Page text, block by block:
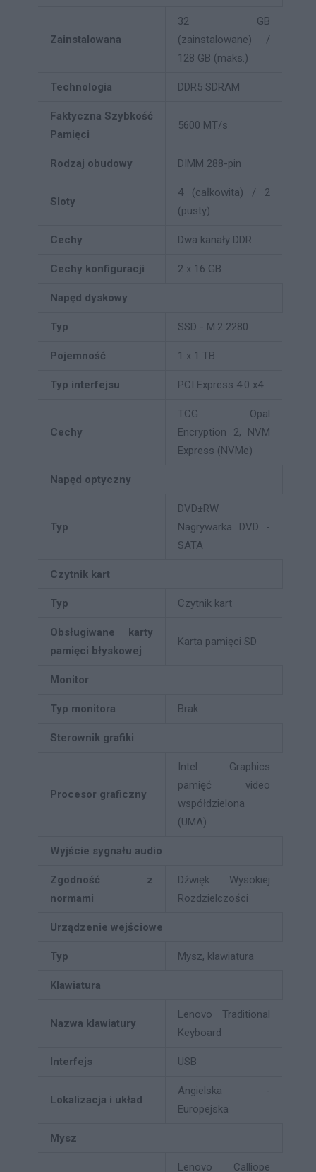
Zainstalowana
32 GB
(zainstalowane) /
128 GB (maks.)
Technologia DDR5 SDRAM
Faktyczna Szybkość
Pamięci
5600 MT/s
Rodzaj obudowy DIMM 288-pin
Sloty
4 (całkowita) / 2
(pusty)
Cechy Dwa kanały DDR
Cechy konfiguracji 2 x 16 GB
Napęd dyskowy
Typ SSD - M.2 2280
Pojemność 1 x 1 TB
Typ interfejsu PCI Express 4.0 x4
Cechy
TCG Opal
Encryption 2, NVM
Express (NVMe)
Napęd optyczny
Typ
DVD±RW
Nagrywarka DVD -
SATA
Czytnik kart
Typ Czytnik kart
Obsługiwane karty
pamięci błyskowej
Karta pamięci SD
Monitor
Typ monitora Brak
Sterownik grafiki
Procesor graficzny
Intel Graphics
pamięć video
współdzielona
(UMA)
Wyjście sygnału audio
Zgodność z
normami
Dźwięk Wysokiej
Rozdzielczości
Urządzenie wejściowe
Typ Mysz, klawiatura
Klawiatura
Nazwa klawiatury
Lenovo Traditional
Keyboard
Interfejs USB
Lokalizacja i układ
Angielska -
Europejska
Mysz
Lenovo Calliope